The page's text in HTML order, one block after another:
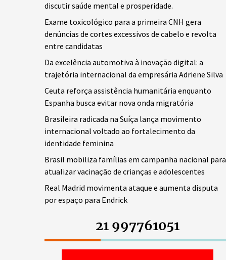
discutir saúde mental e prosperidade.
Exame toxicológico para a primeira CNH gera
denúncias de cortes excessivos de cabelo e revolta
entre candidatas
Da excelência automotiva à inovação digital: a
trajetória internacional da empresária Adriene Silva
Ceuta reforça assistência humanitária enquanto
Espanha busca evitar nova onda migratória
Brasileira radicada na Suíça lança movimento
internacional voltado ao fortalecimento da
identidade feminina
Brasil mobiliza famílias em campanha nacional para
atualizar vacinação de crianças e adolescentes
Real Madrid movimenta ataque e aumenta disputa
por espaço para Endrick
21 997761051